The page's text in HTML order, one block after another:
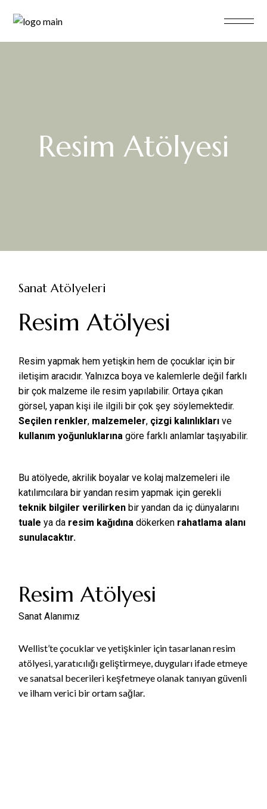
Resim Atölyesi
Sanat Atölyeleri
Resim Atölyesi
Resim yapmak hem yetişkin hem de çocuklar için bir
iletişim aracıdır. Yalnızca boya ve kalemlerle değil farklı
bir çok malzeme ile resim yapılabilir. Ortaya çıkan
görsel, yapan kişi ile ilgili bir çok şey söylemektedir.
Seçilen renkler, malzemeler, çizgi kalınlıkları ve
kullanım yoğunluklarına göre farklı anlamlar taşıyabilir.
Bu atölyede, akrilik boyalar ve kolaj malzemeleri ile
katılımcılara bir yandan resim yapmak için gerekli
teknik bilgiler verilirken bir yandan da iç dünyalarını
tuale ya da resim kağıdına dökerken rahatlama alanı
sunulacaktır.
Resim Atölyesi
Sanat Alanımız
Wellist’te çocuklar ve yetişkinler için tasarlanan resim
atölyesi, yaratıcılığı geliştirmeye, duyguları ifade etmeye
ve sanatsal becerileri keşfetmeye olanak tanıyan güvenli
ve ilham verici bir ortam sağlar.